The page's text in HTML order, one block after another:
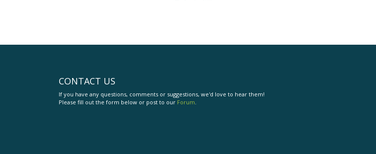
CONTACT US
If you have any questions, comments or suggestions, we'd love to hear them!
Please fill out the form below or post to our Forum.